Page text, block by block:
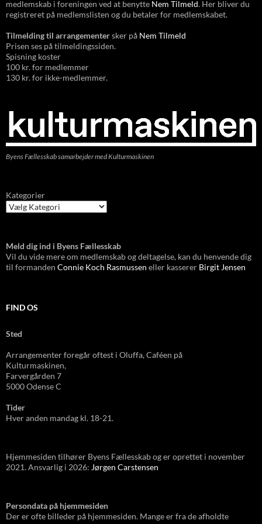
medlemskab i foreningen ved at benytte Nem Tilmeld. Her bliver du
registreret på medlemslisten og du betaler for medlemskabet.
Tilmelding til arrangementersker på Nem Tilmeld
Prisen ses på tilmeldingssiden.
Spisning koster
100 kr. for medlemmer
130 kr. for ikke-medlemmer.
Byens Fællesskab samarbejder med Kulturmaskinen
Kategorier
Meld dig ind i Byens Fællesskab
Vil du vide mere om medlemskab og deltagelse, kan du henvende dig
til formanden Connie Koch Rasmussen eller kasserer Birgit Jensen
FIND OS
Sted
Arrangementer foregår oftest i Oluffa, Caféen på
Kulturmaskinen,
Farvergården 7
5000 Odense C
Tider
Hver anden mandag kl. 18-21.
Hjemmesiden tilhører Byens Fællesskab og er oprettet i november
2021. Ansvarlig i 2026: Jørgen Carstensen
Persondata på hjemmesiden
Der er ofte billeder på hjemmesiden. Mange er fra de afholdte